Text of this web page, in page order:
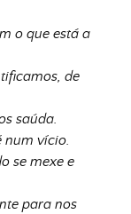
o que está a
de
saúda.
num vício.
se mexe e
para nos